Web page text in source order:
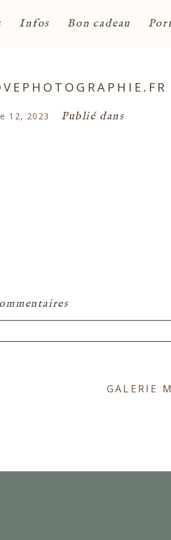
Infos Bon cadeau
12, 2023 Publié dans
GALERIE